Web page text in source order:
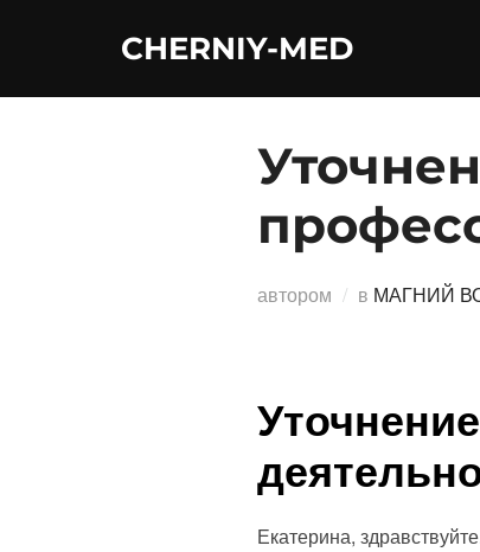
CHERNIY-MED
автором в МАГНИЙ
Екатерина,